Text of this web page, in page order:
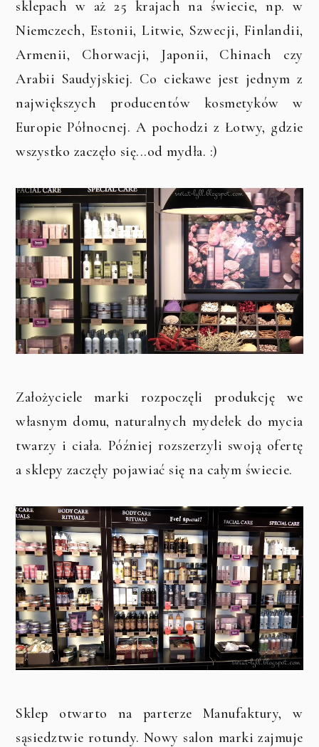
sklepach w aż 25 krajach na świecie, np. w
Niemczech, Estonii, Litwie, Szwecji, Finlandii,
Armenii, Chorwacji, Japonii, Chinach czy
Arabii Saudyjskiej. Co ciekawe jest jednym z
największych producentów kosmetyków w
Europie Północnej. A pochodzi z Łotwy, gdzie
wszystko zaczęło się...od mydła. :)
Założyciele marki rozpoczęli produkcję we
własnym domu, naturalnych mydełek do mycia
twarzy i ciała. Później rozszerzyli swoją ofertę
a sklepy zaczęły pojawiać się na całym świecie.
Sklep otwarto na parterze Manufaktury, w
sąsiedztwie rotundy. Nowy salon marki zajmuje